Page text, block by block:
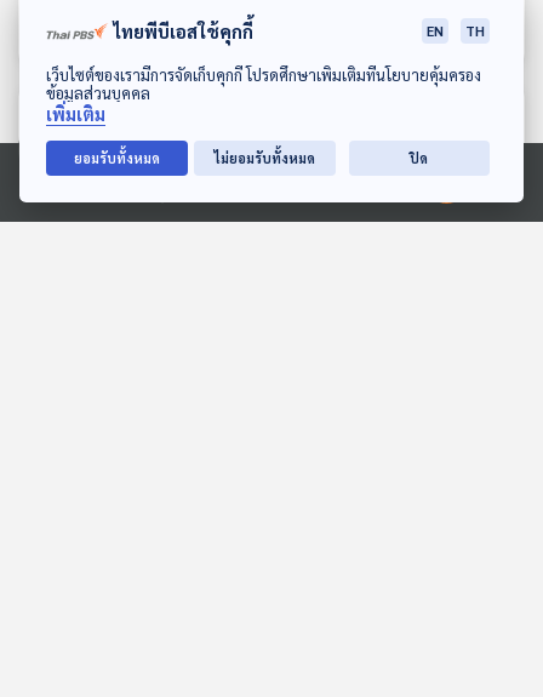
ดาวน์โหลด Thai PBS Podcast Application
Ⓒ 2020 องค์การกระจายเสียงและแพร่ภาพสาธารณะแห่งประเทศไทย
ห้องสมุดหลังไมค์
ตอนที่เกี่ยวข้อง
ไทยพีบีเอสใช้คุกกี้ EN TH
เว็บไซต์ของเรามีการจัดเก็บคุกกี้ โปรดศึกษาเพิ่มเติมที่นโยบายคุ้มครอง
ข้อมูลส่วนบุคคล
เพิ่มเติม
ยอมรับทั้งหมด ไม่ยอมรับทั้งหมด ปิด